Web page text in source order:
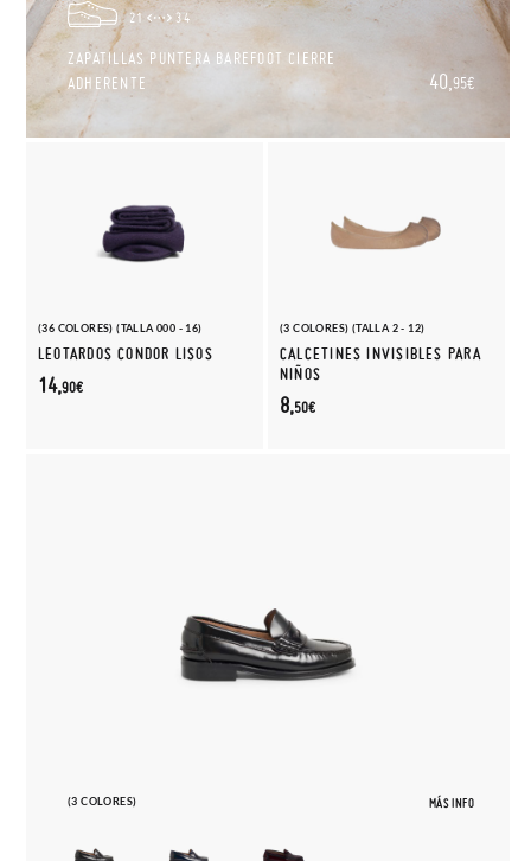
21 34
ZAPATILLAS PUNTERA BAREFOOT CIERRE
ADHERENTE
40, 95€
(36 COLORES) (TALLA 000 - 16)
LEOTARDOS CONDOR LISOS
14,90€
(3 COLORES) (TALLA 2 - 12)
CALCETINES INVISIBLES PARA
NIÑOS
8,50€
(3 COLORES) MÁS INFO